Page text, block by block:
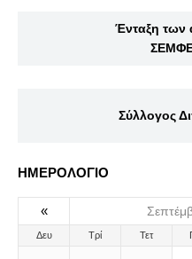
Ένταξη των
Σύλλογος
ΗΜΕΡΟΛΟΓΙΟ
«
Δευ Τρί Τετ